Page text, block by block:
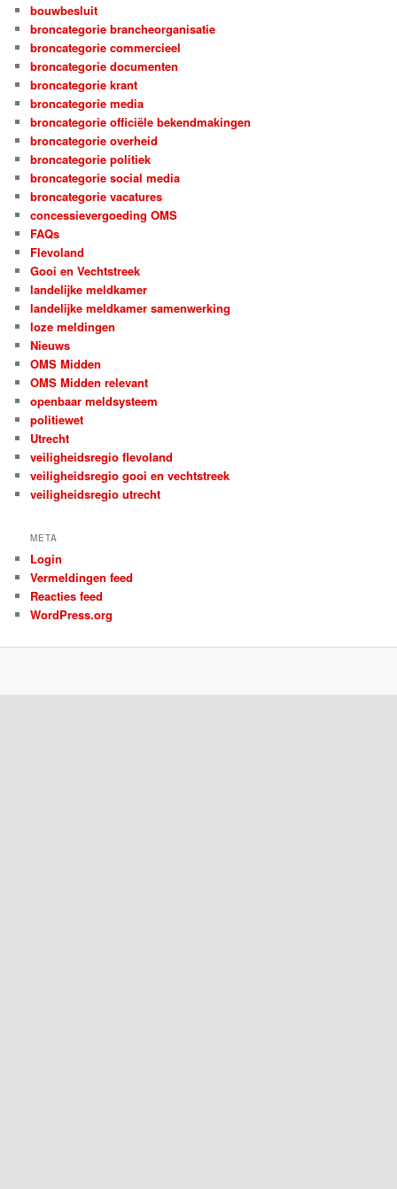
bouwbesluit
broncategorie brancheorganisatie
broncategorie commercieel
broncategorie documenten
broncategorie krant
broncategorie media
broncategorie officiële bekendmakingen
broncategorie overheid
broncategorie politiek
broncategorie social media
broncategorie vacatures
concessievergoeding OMS
FAQs
Flevoland
Gooi en Vechtstreek
landelijke meldkamer
landelijke meldkamer samenwerking
loze meldingen
Nieuws
OMS Midden
OMS Midden relevant
openbaar meldsysteem
politiewet
Utrecht
veiligheidsregio flevoland
veiligheidsregio gooi en vechtstreek
veiligheidsregio utrecht
META
Login
Vermeldingen feed
Reacties feed
WordPress.org